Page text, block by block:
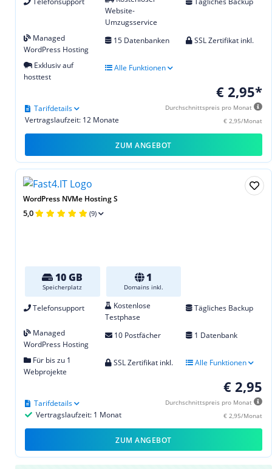
Website-
Umzugsservice
Managed
WordPress Hosting
15 Datenbanken SSL Zertifikat inkl.
Exklusiv auf
hosttest
Alle Funktionen
€ 2,95*
Durchschnittspreis pro Monat
€ 2,95/Monat
Vertragslaufzeit: 12 Monate
Tarifdetails
ZUM ANGEBOT
WordPress NVMe Hosting S
5,0 (9)
10 GB
Speicherplatz
1
Domains inkl.
Telefonsupport
Kostenlose
Testphase
Tägliches Backup
Managed
WordPress Hosting
10 Postfächer 1 Datenbank
Für bis zu 1
Webprojekte
SSL Zertifikat inkl. Alle Funktionen
€ 2,95
Durchschnittspreis pro Monat
€ 2,95/Monat
Vertragslaufzeit: 1 Monat
Tarifdetails
ZUM ANGEBOT